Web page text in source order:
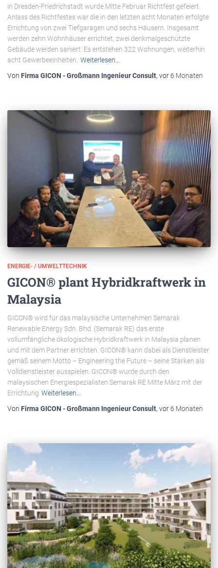
in Dresden-Friedrichstadt wurde Mitte Februar Richtfest gefeiert.
Anlass des Richtfestes war die in den letzten acht Monaten erfolgte
Errichtung von zwei Tiefgaragen und sechs Häusern. Insgesamt
werden zehn Wohnhäuser errichtet, zwei denkmalgeschützte
Gebäude werden saniert. Es entstehen 322 Wohnungen, weiterhin
acht Gewerbeeinheiten, Weiterlesen…
Von Firma GICON - Großmann Ingenieur Consult, vor 6 Monaten
ENERGIE- / UMWELTTECHNIK
GICON® plant Hybridkraftwerk in
Malaysia
GICON® wird für das malaysische Unternehmen Semarak
Renewable Energy Sdn. Bhd. (Semarak RE) das erste
vollumfängliche ökologische Hybridkraftwerk in Malaysia planen
und mit dem Partner errichten. GICON® kann dabei als Dienstleister
gemäß seinem Motto – Engineering the Future – seine Stärken als
Volldienstleister ausspielen. GICON® wurde durch den
malaysischen Energiespezialisten Semarak RE Mitte März mit der
Errichtung Weiterlesen…
Von Firma GICON - Großmann Ingenieur Consult, vor 6 Monaten